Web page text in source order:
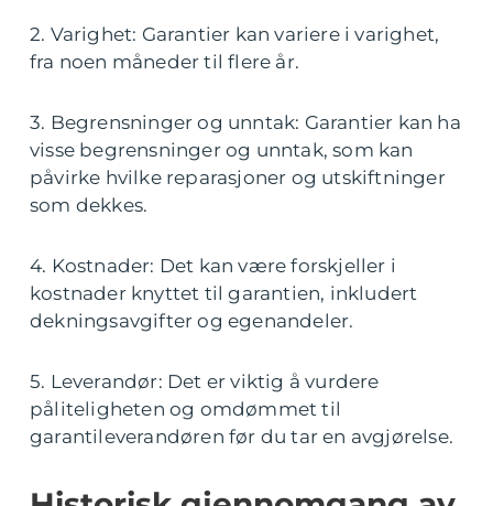
2. Varighet: Garantier kan variere i varighet,
fra noen måneder til flere år.
3. Begrensninger og unntak: Garantier kan ha
visse begrensninger og unntak, som kan
påvirke hvilke reparasjoner og utskiftninger
som dekkes.
4. Kostnader: Det kan være forskjeller i
kostnader knyttet til garantien, inkludert
dekningsavgifter og egenandeler.
5. Leverandør: Det er viktig å vurdere
påliteligheten og omdømmet til
garantileverandøren før du tar en avgjørelse.